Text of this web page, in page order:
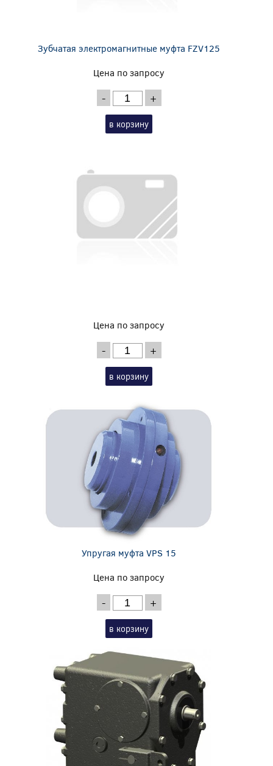
Зубчатая электромагнитные муфта FZV125
Цена по запросу
- +
в корзину
Цена по запросу
- +
в корзину
Упругая муфта VPS 15
Цена по запросу
- +
в корзину